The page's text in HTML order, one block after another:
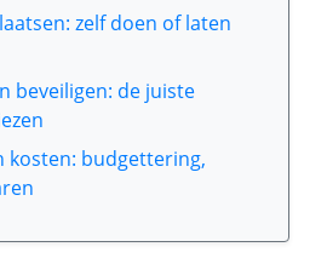
zelf doen of laten
beveiligen: de juiste
kosten: budgettering,